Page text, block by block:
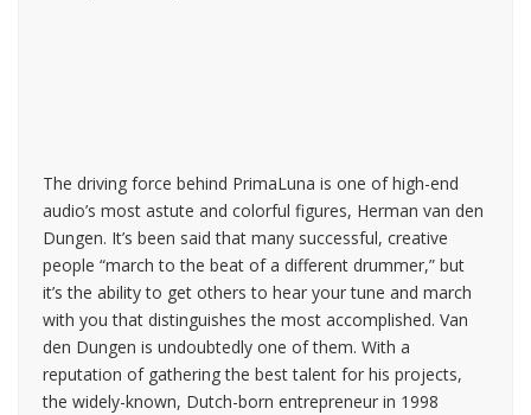
The driving force behind PrimaLuna is one of high-end
audio’s most astute and colorful figures, Herman van den
Dungen. It’s been said that many successful, creative
people “march to the beat of a different drummer,” but
it’s the ability to get others to hear your tune and march
with you that distinguishes the most accomplished. Van
den Dungen is undoubtedly one of them. With a
reputation of gathering the best talent for his projects,
the widely-known, Dutch-born entrepreneur in 1998